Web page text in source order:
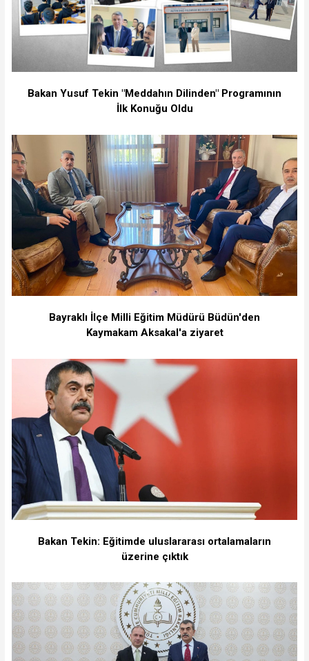
Bakan Yusuf Tekin "Meddahın Dilinden" Programının
İlk Konuğu Oldu
Bayraklı İlçe Milli Eğitim Müdürü Büdün'den
Kaymakam Aksakal'a ziyaret
Bakan Tekin: Eğitimde uluslararası ortalamaların
üzerine çıktık